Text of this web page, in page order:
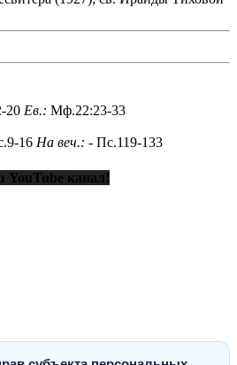
20 Ев.: Мф.22:23-33
16 На веч.: - Пс.119-133
YouTube канал!